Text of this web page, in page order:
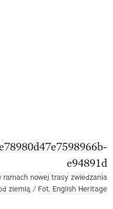
nowej trasy zwiedzania
ziemią / Fot. English Heritage